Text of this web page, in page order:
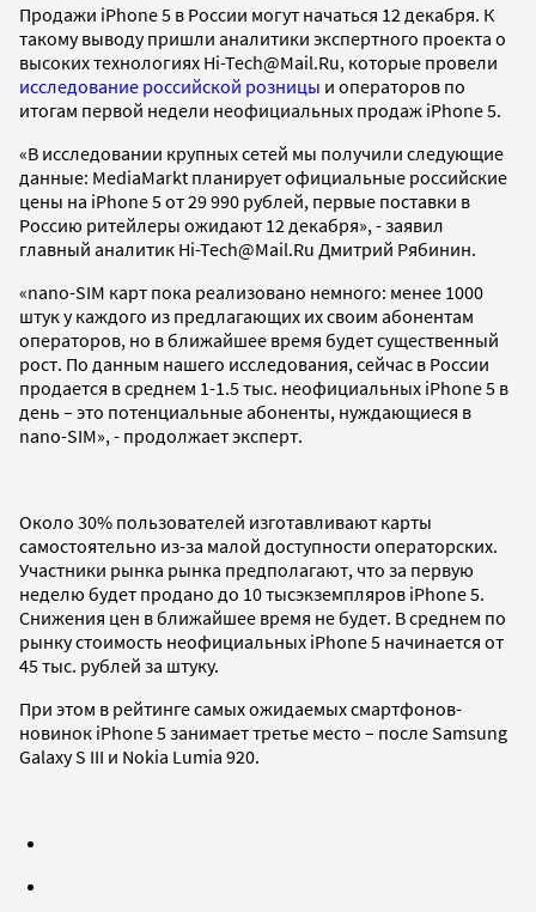
Продажи iPhone 5 в России могут начаться 12 декабря. К
такому выводу пришли аналитики экспертного проекта о
высоких технологиях Hi-Tech@Mail.Ru, которые провели
исследование российской розницы и операторов по
итогам первой недели неофициальных продаж iPhone 5.
«В исследовании крупных сетей мы получили следующие
данные: MediaMarkt планирует официальные российские
цены на iPhone 5 от 29 990 рублей, первые поставки в
Россию ритейлеры ожидают 12 декабря», - заявил
главный аналитик Hi-Tech@Mail.Ru Дмитрий Рябинин.
«nano-SIM карт пока реализовано немного: менее 1000
штук у каждого из предлагающих их своим абонентам
операторов, но в ближайшее время будет существенный
рост. По данным нашего исследования, сейчас в России
продается в среднем 1-1.5 тыс. неофициальных iPhone 5 в
день – это потенциальные абоненты, нуждающиеся в
nano-SIM», - продолжает эксперт.
Около 30% пользователей изготавливают карты
самостоятельно из-за малой доступности операторских.
Участники рынка рынка предполагают, что за первую
неделю будет продано до 10 тысэкземпляров iPhone 5.
Снижения цен в ближайшее время не будет. В среднем по
рынку стоимость неофициальных iPhone 5 начинается от
45 тыс. рублей за штуку.
При этом в рейтинге самых ожидаемых смартфонов-
новинок iPhone 5 занимает третье место – после Samsung
Galaxy S III и Nokia Lumia 920.